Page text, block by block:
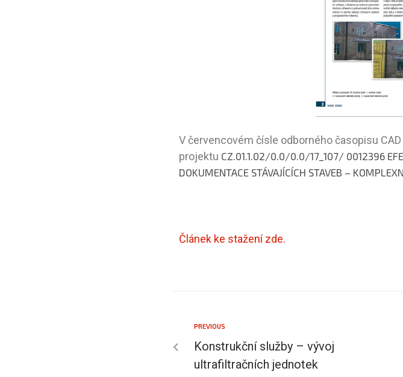
V červencovém čísle odborného časopisu
projektu CZ.01.1.02/0.0/0.0/17_107/ 0012396
DOKUMENTACE STÁVAJÍCÍCH STAVEB –
Článek ke stažení zde.
PREVIOUS
Konstrukční služby – vývoj
ultrafiltračních jednotek